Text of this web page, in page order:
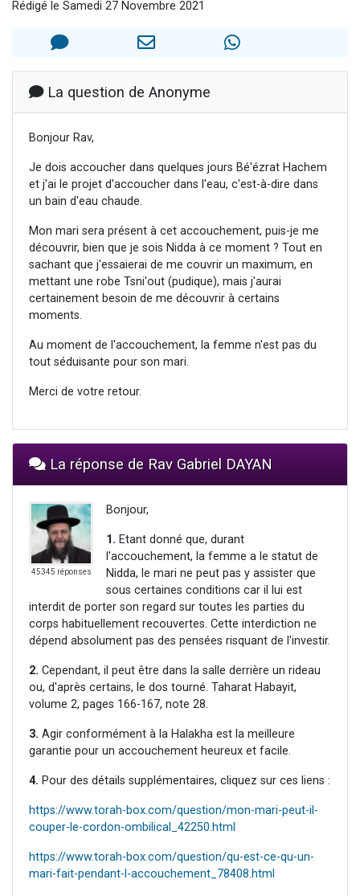
Il reste 49 places pour étudier en groupe sur Zoom
2 nouvelles musiques dans Torah-Box Music
6 personnes viennent de nous rejoindre sur WhatsApp
Rédigé le Samedi 27 Novembre 2021
La question de Anonyme
Bonjour Rav,
Je dois accoucher dans quelques jours Bé'ézrat Hachem
et j'ai le projet d'accoucher dans l'eau, c'est-à-dire dans
un bain d'eau chaude.
Mon mari sera présent à cet accouchement, puis-je me
découvrir, bien que je sois Nidda à ce moment ? Tout en
sachant que j'essaierai de me couvrir un maximum, en
mettant une robe Tsni'out (pudique), mais j'aurai
certainement besoin de me découvrir à certains
moments.
Au moment de l'accouchement, la femme n'est pas du
tout séduisante pour son mari.
Merci de votre retour.
La réponse de Rav Gabriel DAYAN
45345 réponses
Bonjour,
1. Etant donné que, durant
l'accouchement, la femme a le statut de
Nidda, le mari ne peut pas y assister que
sous certaines conditions car il lui est
interdit de porter son regard sur toutes les parties du
corps habituellement recouvertes. Cette interdiction ne
dépend absolument pas des pensées risquant de l'investir.
2. Cependant, il peut être dans la salle derrière un rideau
ou, d'après certains, le dos tourné. Taharat Habayit,
volume 2, pages 166-167, note 28.
3. Agir conformément à la Halakha est la meilleure
garantie pour un accouchement heureux et facile.
4. Pour des détails supplémentaires, cliquez sur ces liens :
https://www.torah-box.com/question/mon-mari-peut-il-
couper-le-cordon-ombilical_42250.html
https://www.torah-box.com/question/qu-est-ce-qu-un-
mari-fait-pendant-l-accouchement_78408.html